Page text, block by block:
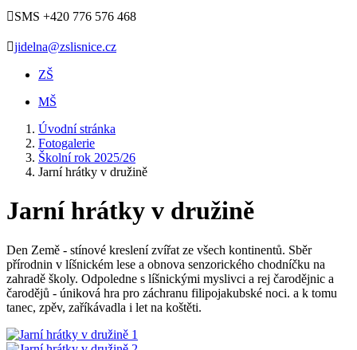
SMS +420 776 576 468
jidelna@zslisnice.cz
ZŠ
MŠ
Úvodní stránka
Fotogalerie
Školní rok 2025/26
Jarní hrátky v družině
Jarní hrátky v družině
Den Země - stínové kreslení zvířat ze všech kontinentů. Sběr
přírodnin v líšnickém lese a obnova senzorického chodníčku na
zahradě školy. Odpoledne s líšnickými myslivci a rej čarodějnic a
čarodějů - úniková hra pro záchranu filipojakubské noci. a k tomu
tanec, zpěv, zaříkávadla i let na koštěti.